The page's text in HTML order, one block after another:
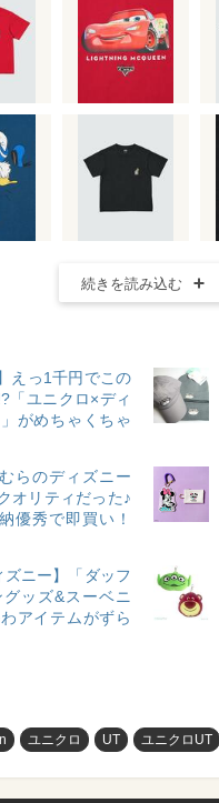
続きを読み込む
えっ1千円でこの
ユニクロ×ディ
がめちゃくちゃ
むらのディズニー
オリティだった♪
優秀で即買い！
ズニー】「ダッフ
ッズ&スーベニ
アイテムがずら
ユニクロ UT ユニクロUT